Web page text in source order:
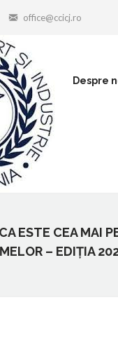
office@ccicj.ro
Despre
ESTE CEA MAI
– EDIȚIA